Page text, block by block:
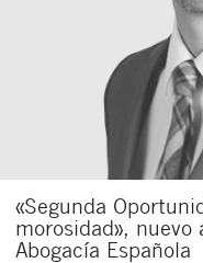
«Segunda
morosidad»,
Abogacía Española